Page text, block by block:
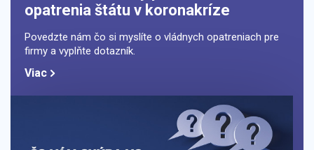
opatrenia štátu v koronakríze
Povedzte nám čo si myslíte o vládnych opatreniach pre
firmy a vyplňte dotazník.
Viac